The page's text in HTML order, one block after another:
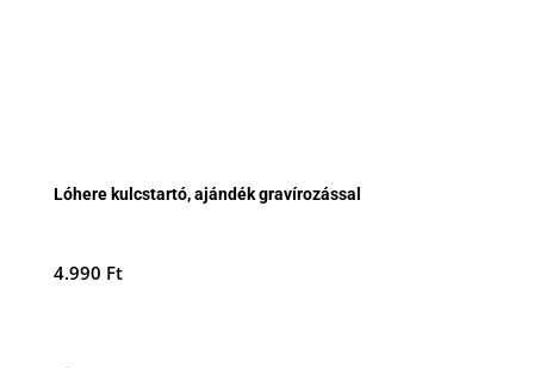
Lóhere kulcstartó, ajándék gravírozással
4.990 Ft